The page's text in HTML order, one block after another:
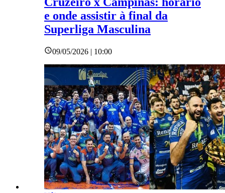
e onde assistir à final da
Superliga Masculina
09/05/2026 | 10:00